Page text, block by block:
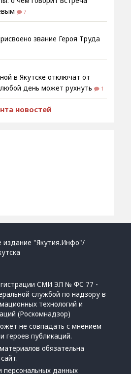
7
звание Героя Труда
в Якутске отключат от
день может рухнуть
1
новостей
издание "Якутия.Инфо"/
СМИ ЭЛ № ФС 77 -
службой по надзору в
технологий и
(Роскомнадзор)
не совпадать с мнением
героев публикаций.
обязательна
персональных данных